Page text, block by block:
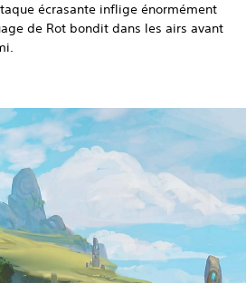
écrasante inflige énormément
de Rot bondit dans les airs avant